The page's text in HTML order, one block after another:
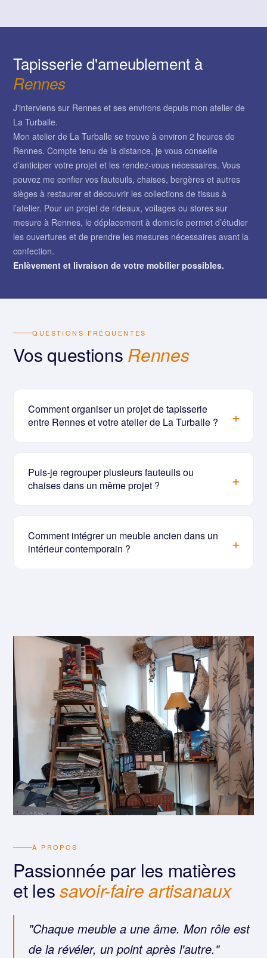
Tapisserie d'ameublement à
Rennes
J'interviens sur Rennes et ses environs depuis mon atelier de
La Turballe.
Mon atelier de La Turballe se trouve à environ 2 heures de
Rennes. Compte tenu de la distance, je vous conseille
d’anticiper votre projet et les rendez-vous nécessaires. Vous
pouvez me confier vos fauteuils, chaises, bergères et autres
sièges à restaurer et découvrir les collections de tissus à
l’atelier. Pour un projet de rideaux, voilages ou stores sur
mesure à Rennes, le déplacement à domicile permet d’étudier
les ouvertures et de prendre les mesures nécessaires avant la
confection.
Enlèvement et livraison de votre mobilier possibles.
QUESTIONS FRÉQUENTES
Vos questions Rennes
Comment organiser un projet de tapisserie
entre Rennes et votre atelier de La Turballe ?
Puis-je regrouper plusieurs fauteuils ou
chaises dans un même projet ?
Comment intégrer un meuble ancien dans un
intérieur contemporain ?
À PROPOS
Passionnée par les matières
et lessavoir-faire artisanaux
"Chaque meuble a une âme. Mon rôle est
de la révéler, un point après l'autre."